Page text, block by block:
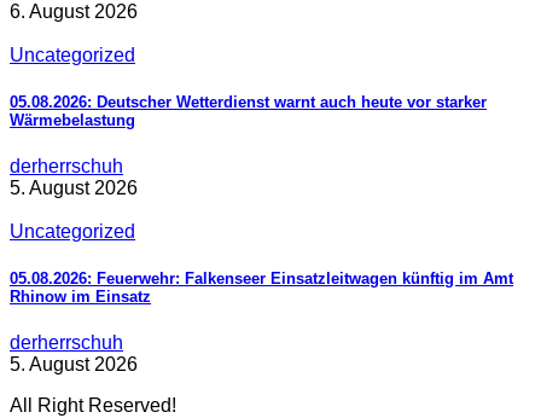
6. August 2026
Uncategorized
05.08.2026: Deutscher Wetterdienst warnt auch heute vor starker
Wärmebelastung
derherrschuh
5. August 2026
Uncategorized
05.08.2026: Feuerwehr: Falkenseer Einsatzleitwagen künftig im Amt
Rhinow im Einsatz
derherrschuh
5. August 2026
All Right Reserved!